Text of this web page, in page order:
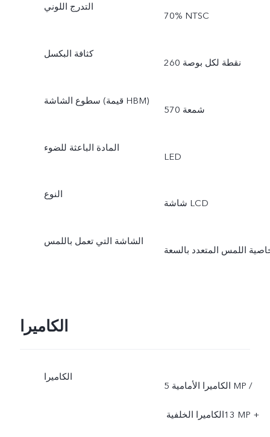
التدرج اللوني
‎70% NTSC
كثافة البكسل
260 نقطة لكل بوصة
سطوع الشاشة (قيمة HBM)
570 شمعة
المادة الباعثة للضوء
LED
النوع
شاشة LCD
الشاشة التي تعمل باللمس
اللمس المتعدد بالسعة
الكاميرا
الكاميرا
الكاميرا الأمامية 5‎ MP /
الكاميرا الخلفية ‏‎13 MP +